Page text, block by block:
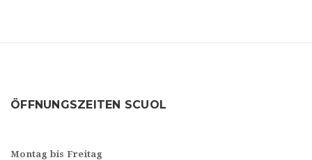
ÖFFNUNGSZEITEN SCUOL
Montag bis Freitag